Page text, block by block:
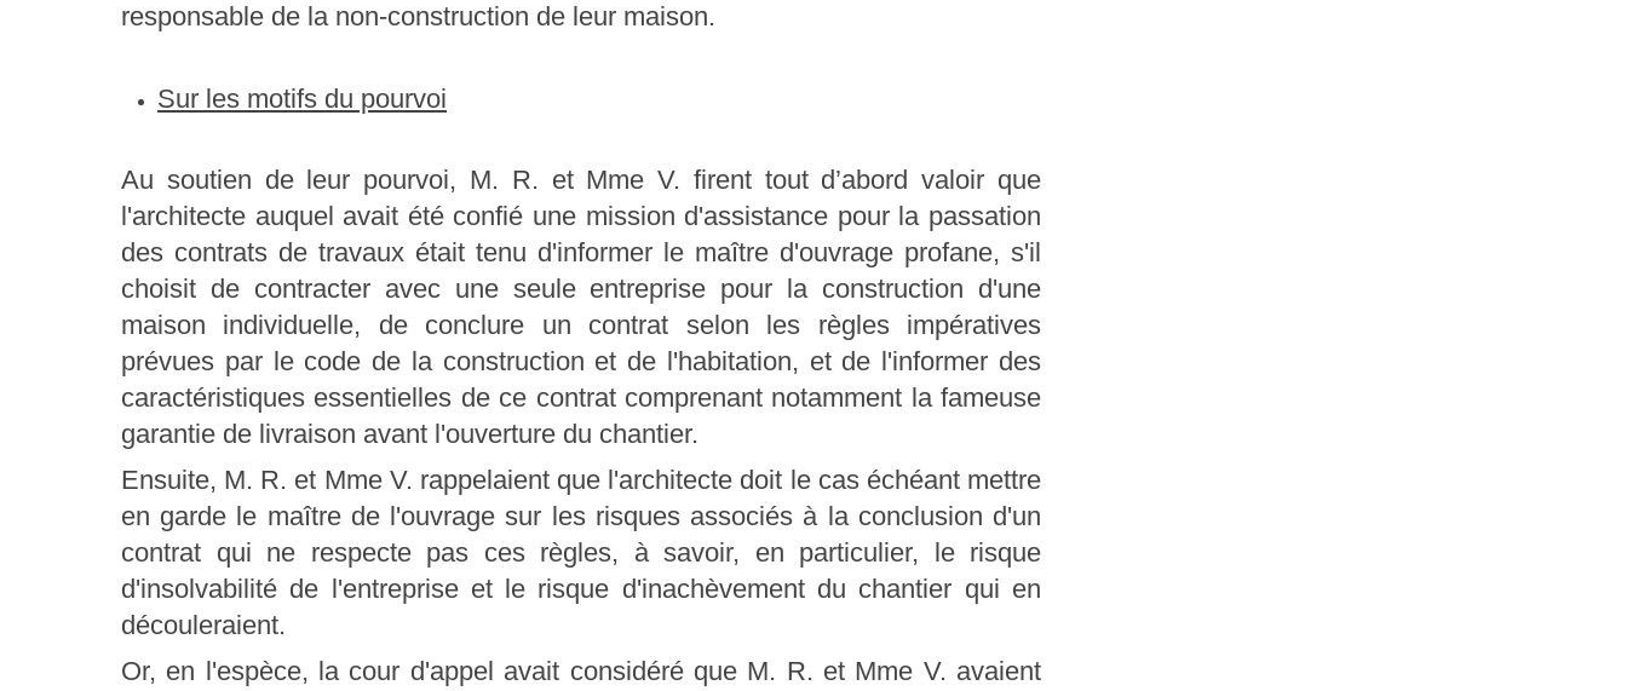
responsable de la non-construction de leur maison.
Sur les motifs du pourvoi
Au soutien de leur pourvoi, M. R. et Mme V. firent tout d’abord valoir que
l'architecte auquel avait été confié une mission d'assistance pour la passation
des contrats de travaux était tenu d'informer le maître d'ouvrage profane, s'il
choisit de contracter avec une seule entreprise pour la construction d'une
maison individuelle, de conclure un contrat selon les règles impératives
prévues par le code de la construction et de l'habitation, et de l'informer des
caractéristiques essentielles de ce contrat comprenant notamment la fameuse
garantie de livraison avant l'ouverture du chantier.
Ensuite, M. R. et Mme V. rappelaient que l'architecte doit le cas échéant mettre
en garde le maître de l'ouvrage sur les risques associés à la conclusion d'un
contrat qui ne respecte pas ces règles, à savoir, en particulier, le risque
d'insolvabilité de l'entreprise et le risque d'inachèvement du chantier qui en
découleraient.
Or, en l'espèce, la cour d'appel avait considéré que M. R. et Mme V. avaient